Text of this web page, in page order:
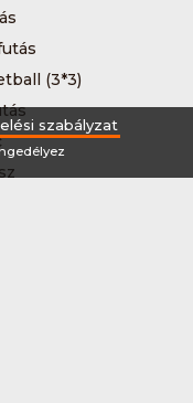
(3*3)
szabályzat